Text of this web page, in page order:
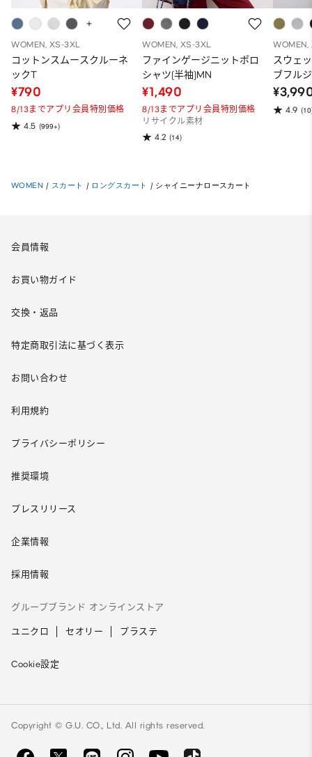
WOMEN, XS-3XL
コットンスムースクルーネ
ックT
¥790
8/13までアプリ会員特別価格
4.5 (999+)
WOMEN, XS-3XL
ファインゲージニットポロ
シャツ(半袖)MN
¥1,490
8/13までアプリ会員特別価格
リサイクル素材
4.2 (14)
WOMEN,
スウェ
ブフル
ーパー
ット）
4.9
WOMEN / スカート / ロングスカート / シャイニーナロースカート
会員情報
お買い物ガイド
交換・返品
特定商取引法に基づく表示
お問い合わせ
利用規約
プライバシーポリシー
推奨環境
プレスリリース
企業情報
採用情報
グループブランド オンラインストア
ユニクロ セオリー プラステ
Cookie設定
Copyright © G.U. CO., Ltd. All rights reserved.